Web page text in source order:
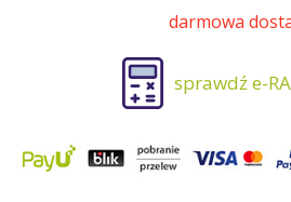
darmowa
sprawdź e-